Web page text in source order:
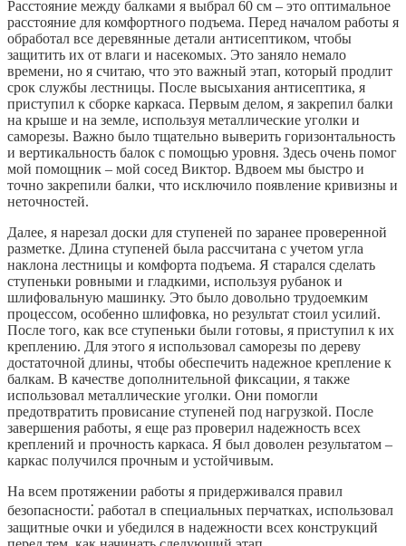
Расстояние между балками я выбрал 60 см – это оптимальное
расстояние для комфортного подъема. Перед началом работы я
обработал все деревянные детали антисептиком, чтобы
защитить их от влаги и насекомых. Это заняло немало
времени, но я считаю, что это важный этап, который продлит
срок службы лестницы. После высыхания антисептика, я
приступил к сборке каркаса. Первым делом, я закрепил балки
на крыше и на земле, используя металлические уголки и
саморезы. Важно было тщательно выверить горизонтальность
и вертикальность балок с помощью уровня. Здесь очень помог
мой помощник – мой сосед Виктор. Вдвоем мы быстро и
точно закрепили балки, что исключило появление кривизны и
неточностей.
Далее, я нарезал доски для ступеней по заранее проверенной
разметке. Длина ступеней была рассчитана с учетом угла
наклона лестницы и комфорта подъема. Я старался сделать
ступеньки ровными и гладкими, используя рубанок и
шлифовальную машинку. Это было довольно трудоемким
процессом, особенно шлифовка, но результат стоил усилий.
После того, как все ступеньки были готовы, я приступил к их
креплению. Для этого я использовал саморезы по дереву
достаточной длины, чтобы обеспечить надежное крепление к
балкам. В качестве дополнительной фиксации, я также
использовал металлические уголки. Они помогли
предотвратить провисание ступеней под нагрузкой. После
завершения работы, я еще раз проверил надежность всех
креплений и прочность каркаса. Я был доволен результатом –
каркас получился прочным и устойчивым.
На всем протяжении работы я придерживался правил
безопасности⁚ работал в специальных перчатках, использовал
защитные очки и убедился в надежности всех конструкций